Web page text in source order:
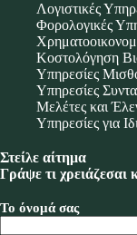
Λογιστικές
Φορολογικές
Κοστολόγηση
Υπηρεσίες
Υπηρεσίες
Μελέτες και
Υπηρεσίες για
Στείλε αίτημα
Γράψε τι
Το όνομά σας